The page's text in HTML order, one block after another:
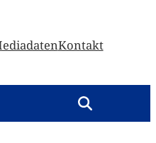
Kontakt